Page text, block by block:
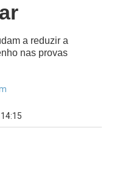
a reduzir a
nas provas